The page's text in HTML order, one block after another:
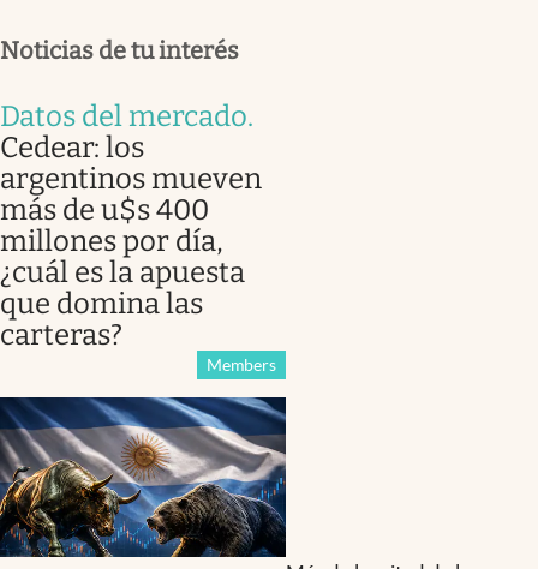
Noticias de tu interés
Datos del mercado.
Cedear: los
argentinos mueven
más de u$s 400
millones por día,
¿cuál es la apuesta
que domina las
carteras?
Members